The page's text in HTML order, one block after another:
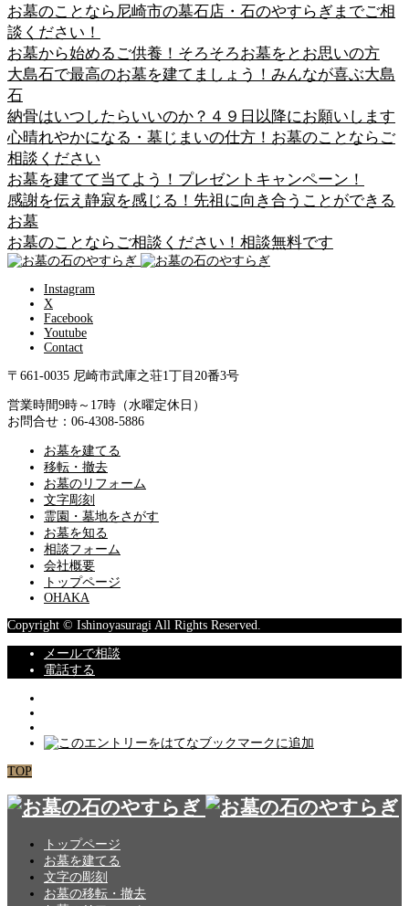
お墓のことなら尼崎市の墓石店・石のやすらぎまでご相
談ください！
お墓から始めるご供養！そろそろお墓をとお思いの方
大島石で最高のお墓を建てましょう！みんなが喜ぶ大島
石
納骨はいつしたらいいのか？４９日以降にお願いします
心晴れやかになる・墓じまいの仕方！お墓のことならご
相談ください
お墓を建てて当てよう！プレゼントキャンペーン！
感謝を伝え静寂を感じる！先祖に向き合うことができる
お墓
お墓のことならご相談ください！相談無料です
Instagram
X
Facebook
Youtube
Contact
〒661-0035 尼崎市武庫之荘1丁目20番3号
営業時間9時～17時（水曜定休日）
お問合せ：06-4308-5886
お墓を建てる
移転・撤去
お墓のリフォーム
文字彫刻
霊園・墓地をさがす
お墓を知る
相談フォーム
会社概要
トップページ
OHAKA
Copyright © Ishinoyasuragi All Rights Reserved.
メールで相談
電話する
TOP
トップページ
お墓を建てる
文字の彫刻
お墓の移転・撤去